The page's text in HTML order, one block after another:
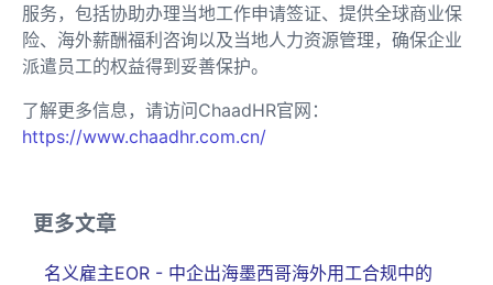
服务，包括协助办理当地工作申请签证、提供全球商业保
险、海外薪酬福利咨询以及当地人力资源管理，确保企业
派遣员工的权益得到妥善保护。
了解更多信息，请访问ChaadHR官网：
https://www.chaadhr.com.cn/
更多文章
名义雇主EOR - 中企出海墨西哥海外用工合规中的